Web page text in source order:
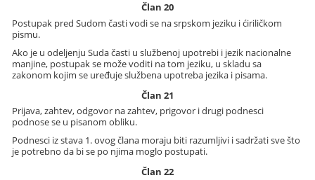
Član 20
Postupak pred Sudom časti vodi se na srpskom jeziku i ćiriličkom
pismu.
Ako je u odeljenju Suda časti u službenoj upotrebi i jezik nacionalne
manjine, postupak se može voditi na tom jeziku, u skladu sa
zakonom kojim se uređuje službena upotreba jezika i pisama.
Član 21
Prijava, zahtev, odgovor na zahtev, prigovor i drugi podnesci
podnose se u pisanom obliku.
Podnesci iz stava 1. ovog člana moraju biti razumljivi i sadržati sve što
je potrebno da bi se po njima moglo postupati.
Član 22